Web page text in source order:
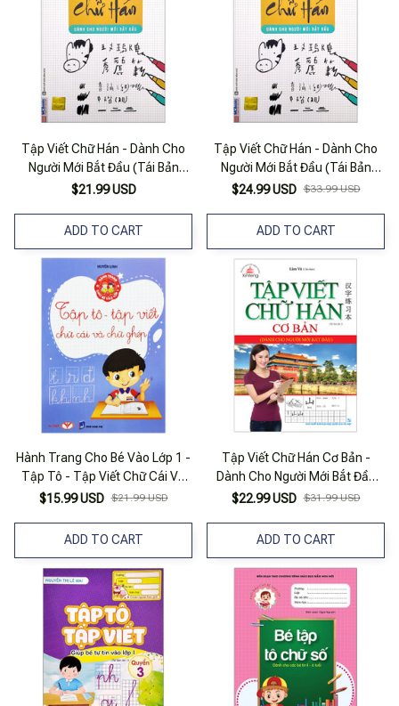
Tập Viết Chữ Hán - Dành Cho
Người Mới Bắt Đầu (Tái Bản
2022)
$21.99 USD
ADD TO CART
Tập Viết Chữ Hán - Dành Cho
Người Mới Bắt Đầu (Tái Bản
2022)
$24.99 USD $33.99 USD
ADD TO CART
Hành Trang Cho Bé Vào Lớp 1 -
Tập Tô - Tập Viết Chữ Cái Và
Chữ Ghép (Tái Bản 2023)
$15.99 USD $21.99 USD
ADD TO CART
Tập Viết Chữ Hán Cơ Bản -
Dành Cho Người Mới Bắt Đầu
(Tái Bản 2023)
$22.99 USD $31.99 USD
ADD TO CART